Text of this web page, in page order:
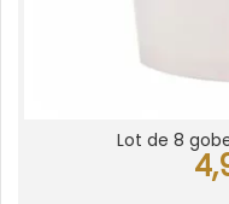
Lot de 8